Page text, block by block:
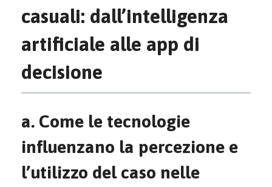
casuali: dall’intelligenza
artificiale alle app di
decisione
a. Come le tecnologie
influenzano la percezione e
l’utilizzo del caso nelle